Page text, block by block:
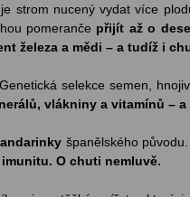
strom nucený vydat více
pomeranče přijít až o
železa a mědi – a tudíž i
selekce semen,
vlákniny a vitamínů –
španělského
O chuti nemluvě.